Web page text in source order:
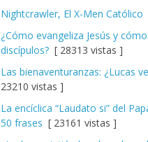
Nightcrawler, El X-Men Católico
¿Cómo evangeliza Jesús y
discípulos? [ 28313 vistas ]
Las bienaventuranzas: ¿Lucas
23210 vistas ]
La encíclica “Laudato si” del
50 frases [ 23161 vistas ]